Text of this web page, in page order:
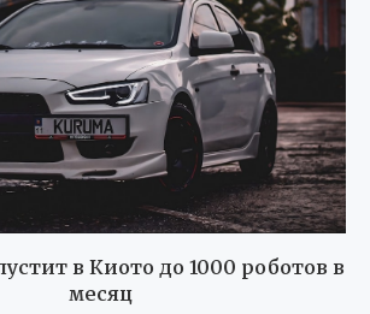
в Киото до 1000 роботов в
месяц